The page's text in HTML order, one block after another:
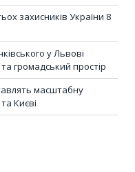
захисників України 8
у Львові
громадський простір
масштабну
Києві